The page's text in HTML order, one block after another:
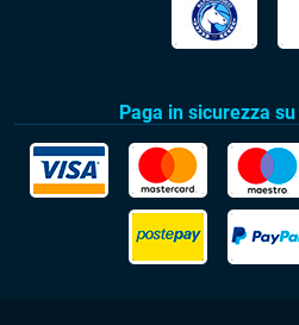
Paga in sicurezza